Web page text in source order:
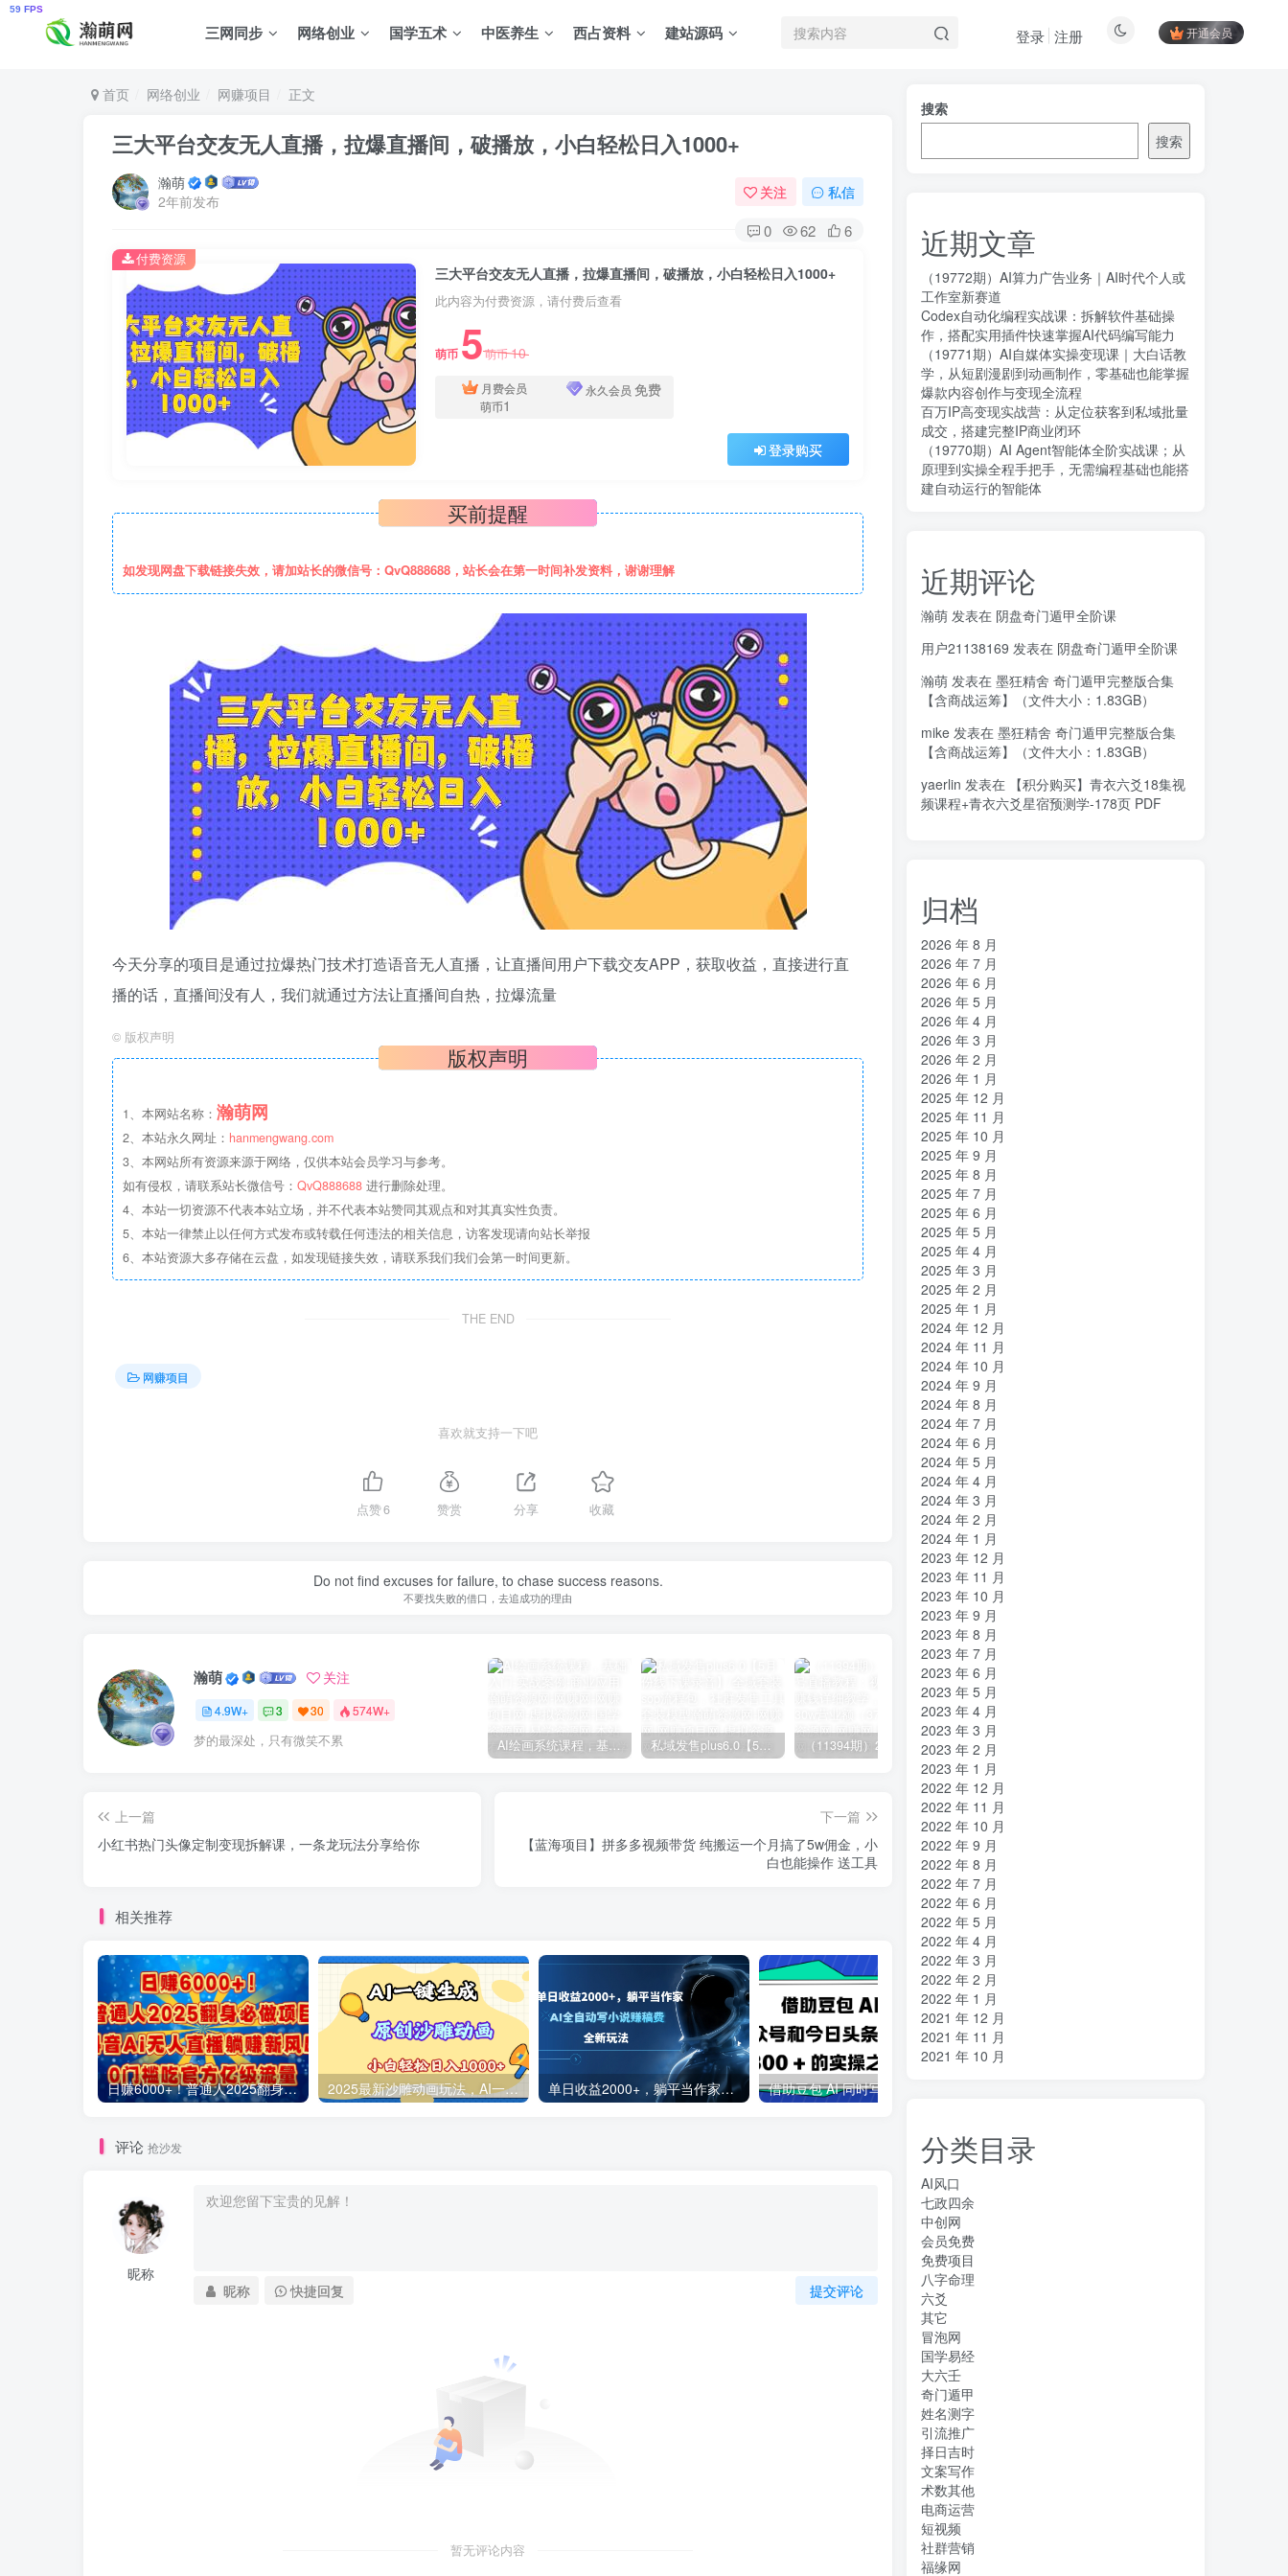
三网同步 网络创业 国学五术 中医养生 西占资料 建站源码 开通会员
登录 注册
首页 网络创业 网赚项目 正文
三大平台交友无人直播，拉爆直播间，破播放，小白轻松日入1000+
瀚萌
2年前发布
关注 私信
0 62 6
三大平台交友无人直播，拉爆直播间，破播放，小白轻松日入1000+
此内容为付费资源，请付费后查看
萌币 5萌币10
月费会员
萌币1
永久会员 免费
登录购买
付费资源
买前提醒
如发现网盘下载链接失效，请加站长的微信号：QvQ888688，站长会在第一时间补发资料，谢谢理解
今天分享的项目是通过拉爆热门技术打造语音无人直播，让直播间用户下载交友APP，获取收益，直接进行直
播的话，直播间没有人，我们就通过方法让直播间自热，拉爆流量
© 版权声明
版权声明
1、本网站名称： 瀚萌网
2、本站永久网址： hanmengwang.com
3、本网站所有资源来源于网络，仅供本站会员学习与参考。
如有侵权，请联系站长微信号： QvQ888688 进行删除处理。
4、本站一切资源不代表本站立场，并不代表本站赞同其观点和对其真实性负责。
5、本站一律禁止以任何方式发布或转载任何违法的相关信息，访客发现请向站长举报
6、本站资源大多存储在云盘，如发现链接失效，请联系我们我们会第一时间更新。
THE END
网赚项目
喜欢就支持一下吧
点赞6 赞赏 分享 收藏
Do not find excuses for failure, to chase success reasons.
不要找失败的借口，去追成功的理由
瀚萌 关注
4.9W+ 3 30 574W+
梦的最深处，只有微笑不累 AI绘画系统课程，基础入门-实战案例-商业应用 私域发售plus6.0【5月份线下课录音】/全域套装sop流程包，社群发售工具套装模型 （11394期）2024视频号直播教程：视频号如何赚钱详细教学，一场直播30w营业额（37节）
上一篇
小红书热门头像定制变现拆解课，一条龙玩法分享给你
下一篇
【蓝海项目】拼多多视频带货 纯搬运一个月搞了5w佣金，小
白也能操作 送工具
相关推荐
日赚6000+！普通人2025翻身必做项目，抖音Ai无人直播躺赚新风口，0门槛吃官方亿级流量 2025最新沙雕动画玩法，AI一键生成，条条原创 轻松破千万播放，单日变现1K+，小白看完就会 单日收益2000+，躺平当作家，AI全自动写小说赚稿费，全新玩法
评论 抢沙发
昵称
提交评论
昵称 快捷回复
暂无评论内容
搜索
搜索
近期文章
（19772期）AI算力广告业务｜AI时代个人或
工作室新赛道
Codex自动化编程实战课：拆解软件基础操
作，搭配实用插件快速掌握AI代码编写能力
（19771期）AI自媒体实操变现课｜大白话教
学，从短剧漫剧到动画制作，零基础也能掌握
爆款内容创作与变现全流程
百万IP高变现实战营：从定位获客到私域批量
成交，搭建完整IP商业闭环
（19770期）AI Agent智能体全阶实战课；从
原理到实操全程手把手，无需编程基础也能搭
建自动运行的智能体
近期评论
瀚萌 发表在 阴盘奇门遁甲全阶课
用户21138169 发表在 阴盘奇门遁甲全阶课
瀚萌 发表在 墨狂精舍 奇门遁甲完整版合集
【含商战运筹】（文件大小：1.83GB）
mike 发表在 墨狂精舍 奇门遁甲完整版合集
【含商战运筹】（文件大小：1.83GB）
yaerlin 发表在 【积分购买】青衣六爻18集视
频课程+青衣六爻星宿预测学-178页 PDF
归档
2026 年 8 月
2026 年 7 月
2026 年 6 月
2026 年 5 月
2026 年 4 月
2026 年 3 月
2026 年 2 月
2026 年 1 月
2025 年 12 月
2025 年 11 月
2025 年 10 月
2025 年 9 月
2025 年 8 月
2025 年 7 月
2025 年 6 月
2025 年 5 月
2025 年 4 月
2025 年 3 月
2025 年 2 月
2025 年 1 月
2024 年 12 月
2024 年 11 月
2024 年 10 月
2024 年 9 月
2024 年 8 月
2024 年 7 月
2024 年 6 月
2024 年 5 月
2024 年 4 月
2024 年 3 月
2024 年 2 月
2024 年 1 月
2023 年 12 月
2023 年 11 月
2023 年 10 月
2023 年 9 月
2023 年 8 月
2023 年 7 月
2023 年 6 月
2023 年 5 月
2023 年 4 月
2023 年 3 月
2023 年 2 月
2023 年 1 月
2022 年 12 月
2022 年 11 月
2022 年 10 月
2022 年 9 月
2022 年 8 月
2022 年 7 月
2022 年 6 月
2022 年 5 月
2022 年 4 月
2022 年 3 月
2022 年 2 月
2022 年 1 月
2021 年 12 月
2021 年 11 月
2021 年 10 月
分类目录
AI风口
七政四余
中创网
会员免费
免费项目
八字命理
六爻
其它
冒泡网
国学易经
大六壬
奇门遁甲
姓名测字
引流推广
择日吉时
文案写作
术数其他
电商运营
短视频
社群营销
福缘网